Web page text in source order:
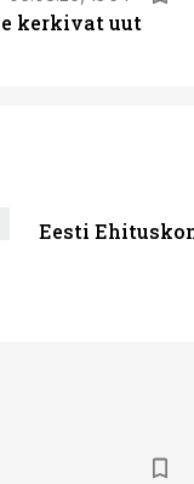
kerkivat uut
Eesti